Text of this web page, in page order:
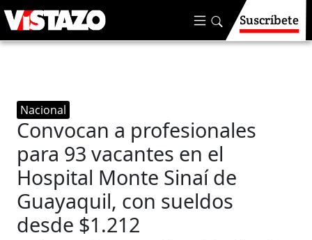
Suscríbete
Nacional
Convocan a profesionales
para 93 vacantes en el
Hospital Monte Sinaí de
Guayaquil, con sueldos
desde $1.212